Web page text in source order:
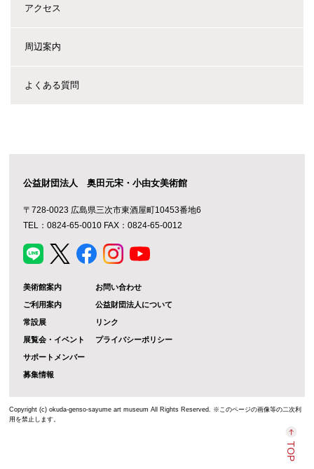
アクセス
周辺案内
よくある質問
公益財団法人 奥田元宋・小由女美術館
〒728-0023 広島県三次市東酒屋町10453番地6
TEL：0824-65-0010 FAX：0824-65-0012
美術館案内
ご利用案内
常設展
展覧会・イベント
サポートメンバー
募集情報
お問い合わせ
公益財団法人について
リンク
プライバシーポリシー
Copyright (c) okuda-genso-sayume art museum All Rights Reserved. ※このページの画像等の二次利
用を禁止します。